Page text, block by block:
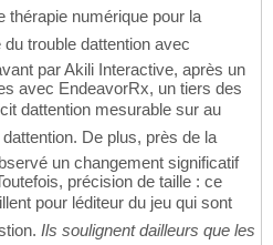
thérapie numérique pour la
trouble dattention avec
par Akili Interactive, après un
avec EndeavorRx, un tiers des
dattention mesurable sur au
De plus, près de la
un changement significatif
précision de taille : ce
pour léditeur du jeu qui sont
Ils soulignent dailleurs que les